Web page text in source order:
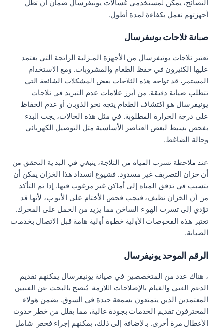
النصائح، يمكن لمستخدمي غسالات يونيفرسال ضمان أن تظل
أجهزتهم تعمل بكفاءة لمدة أطول.
صيانة ثلاجات يونيفرسال
تعتبر ثلاجات يونيفرسال من الأجهزة المنزلية الرائجة التي يعتمد
عليها الكثيرون في حفظ الطعام والمشروبات. ومع الاستخدام
المستمر، قد تواجه هذه الثلاجات بعض المشكلات الشائعة التي
تتطلب صيانة دقيقة. من أبرز علامات عدم التبريد في ثلاجات
يونيفرسال هو اكتشاف الطعام يتجه نحو الذوبان أو عدم الحفاظ
على درجة الحرارة المطلوبة. في مثل هذه الحالات، يجب البدء
بفحص بسيط لبعض العناصر الأساسية مثل التوصيل الكهربائي
وحالة الضاغط.
عند ملاحظة تسرب المياه من الثلاجة، ينبغي في البداية التحقق من
أن خزان التصريف غير مسدود. فشيوع انسداد هذا الخزان يمكن أن
يتسبب في تدفق المياه إلى أماكن غير مرغوب فيها. إذا تم التأكد
من أن الخزان نظيف، فيجب فحص الأختام على الأبواب، لأنها قد
تؤدي إلى تسرب الهواء الساخن مما يزيد من الحمل على المحرك.
تعتبر هذه الفحوصات الأولية خطوة أولية هامة قبل الاتصال بخدمات
الصيانة.
الرقم الموحد يونيفرسال
، هناك عدد من المتخصصين في صيانة يونيفرسال يمكنهم تقديم
الدعم الفني والقيام بالإصلاحات اللازمة. يُنصح بالبحث عن الفنيين
المعتمدين الذين يتمتعون بسمعة جيدة في السوق. يضمن هؤلاء
المحترفون تقديم الخدمات بجودة عالية، مما يقلل من خطر حدوث
الأعطال مرة أخرى. بالإضافة إلى ذلك، يمكنهم إجراء فحص شامل